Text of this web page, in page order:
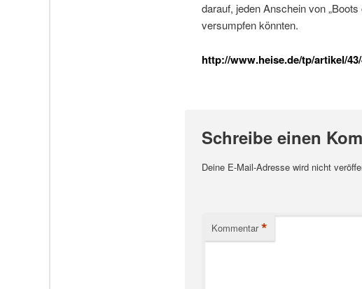
darauf, jeden Anschein von
versumpfen könnten.
http://www.heise.de/tp/artikel/
Schreibe einen
Deine E-Mail-Adresse wird nicht
Kommentar *